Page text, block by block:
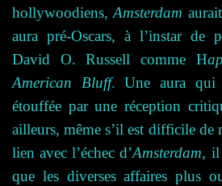
hollywoodiens,Amsterdam
aura pré-Oscars, à l’instar de
David O. Russell comme H
American Bluff. Une aura qui
étouffée par une réception
ailleurs, même s’il est difficile de
lien avec l’échec d’Amsterdam, il
que les diverses affaires plus